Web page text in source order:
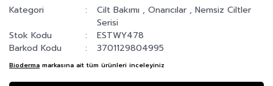
Kategori
Cilt Bakımı ,Onarıcılar ,Nemsiz Ciltler
Serisi
Stok Kodu
ESTWY478
Barkod Kodu
3701129804995
Bioderma markasına ait tüm ürünleri inceleyiniz